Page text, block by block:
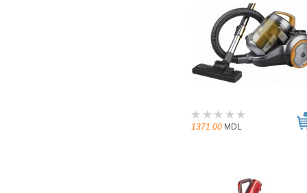
1371.00 MDL